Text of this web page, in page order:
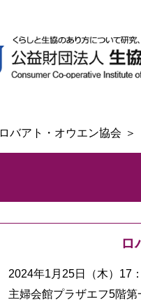
ロバアト・オウエン協会
ロ
2024年1月25日（木）17
主婦会館プラザエフ5階第